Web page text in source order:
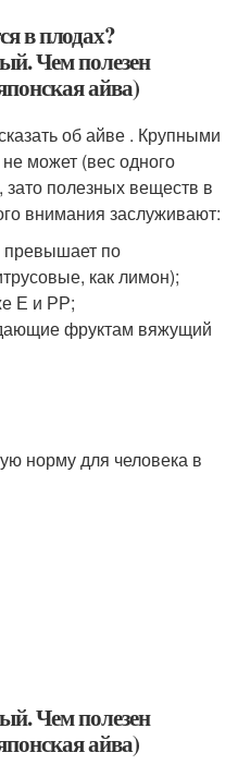
в плодах?
об айве . Крупными
может (вес одного
полезных веществ в
внимания заслуживают:
превышает по
как лимон);
Е и РР;
фруктам вяжущий
норму для человека в